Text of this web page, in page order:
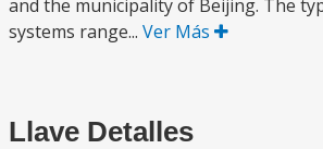
and the municipality of Beijing. The
systems range... Ver Más
Llave Detalles